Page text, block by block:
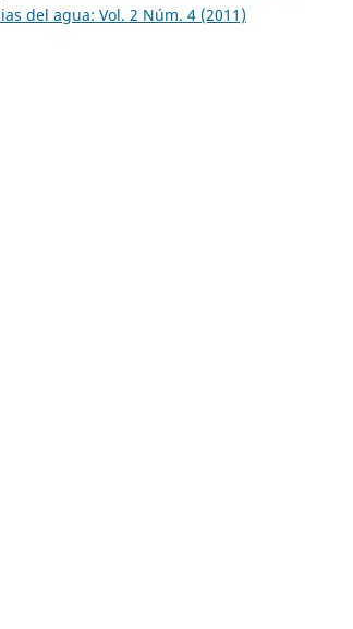
del agua: Vol. 2 Núm. 4 (2011)